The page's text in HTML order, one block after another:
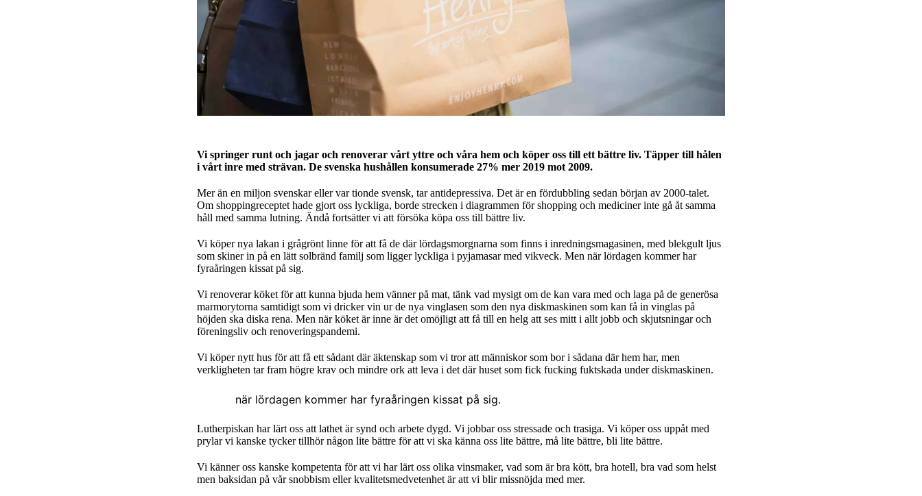
Vi springer runt och jagar och renoverar vårt yttre och våra hem och köper oss till ett bättre liv. Täpper till hålen
i vårt inre med strävan. De svenska hushållen konsumerade 27% mer 2019 mot 2009.
Mer än en miljon svenskar eller var tionde svensk, tar antidepressiva. Det är en fördubbling sedan början av 2000-talet.
Om shoppingreceptet hade gjort oss lyckliga, borde strecken i diagrammen för shopping och mediciner inte gå åt samma
håll med samma lutning. Ändå fortsätter vi att försöka köpa oss till bättre liv.
Vi köper nya lakan i grågrönt linne för att få de där lördagsmorgnarna som finns i inredningsmagasinen, med blekgult ljus
som skiner in på en lätt solbränd familj som ligger lyckliga i pyjamasar med vikveck. Men när lördagen kommer har
fyraåringen kissat på sig.
Vi renoverar köket för att kunna bjuda hem vänner på mat, tänk vad mysigt om de kan vara med och laga på de generösa
marmorytorna samtidigt som vi dricker vin ur de nya vinglasen som den nya diskmaskinen som kan få in vinglas på
höjden ska diska rena. Men när köket är inne är det omöjligt att få till en helg att ses mitt i allt jobb och skjutsningar och
föreningsliv och renoveringspandemi.
Vi köper nytt hus för att få ett sådant där äktenskap som vi tror att människor som bor i sådana där hem har, men
verkligheten tar fram högre krav och mindre ork att leva i det där huset som fick fucking fuktskada under diskmaskinen.
när lördagen kommer har fyraåringen kissat på sig.
Lutherpiskan har lärt oss att lathet är synd och arbete dygd. Vi jobbar oss stressade och trasiga. Vi köper oss uppåt med
prylar vi kanske tycker tillhör någon lite bättre för att vi ska känna oss lite bättre, må lite bättre, bli lite bättre.
Vi känner oss kanske kompetenta för att vi har lärt oss olika vinsmaker, vad som är bra kött, bra hotell, bra vad som helst
men baksidan på vår snobbism eller kvalitetsmedvetenhet är att vi blir missnöjda med mer.